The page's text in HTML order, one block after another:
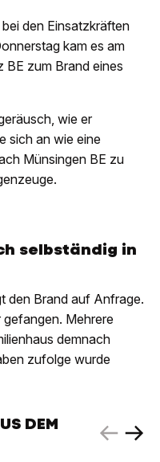
den Einsatzkräften
kam es am
BE zum Brand eines
wie er
sich an wie eine
Münsingen BE zu
selbständig in
den Brand auf Anfrage.
Mehrere
demnach
zufolge wurde
DEM